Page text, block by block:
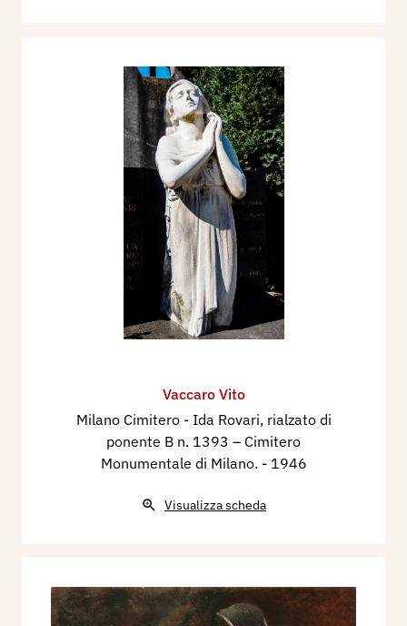
Vaccaro Vito
Milano Cimitero - Ida Rovari, rialzato di
ponente B n. 1393 – Cimitero
Monumentale di Milano. - 1946
Visualizza scheda